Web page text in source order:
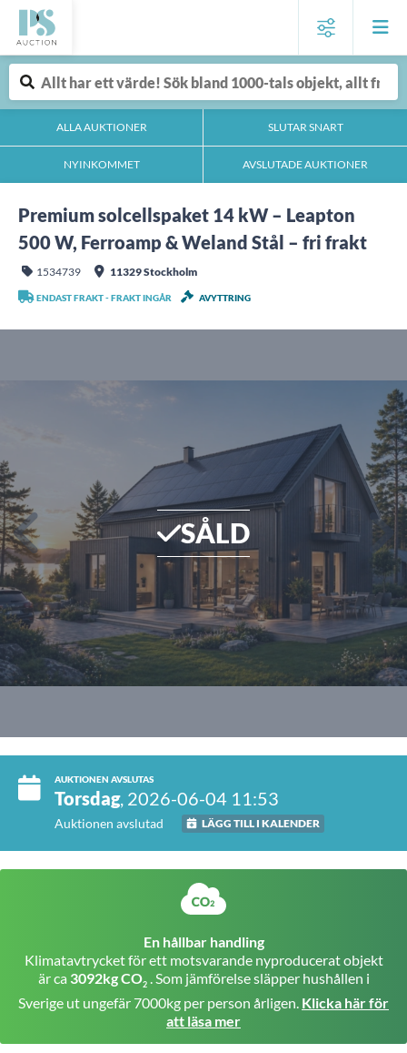
ALLA AUKTIONER SLUTAR SNART
NYINKOMMET AVSLUTADE AUKTIONER
Premium solcellspaket 14 kW – Leapton
500 W, Ferroamp & Weland Stål – fri frakt
1534739 11329 Stockholm
ENDAST FRAKT - FRAKT INGÅR AVYTTRING
SÅLD
AUKTIONEN AVSLUTAS
Torsdag, 2026-06-04 11:53
Auktionen avslutad LÄGG TILL I KALENDER
En hållbar handling
Klimatavtrycket för ett motsvarande nyproducerat objekt
är ca 3092kg CO2 . Som jämförelse släpper hushållen i
Sverige ut ungefär 7000kg per person årligen. Klicka här för
att läsa mer